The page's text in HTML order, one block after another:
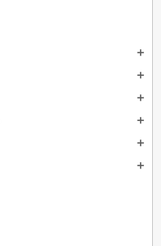
add
add
add
add
add
add